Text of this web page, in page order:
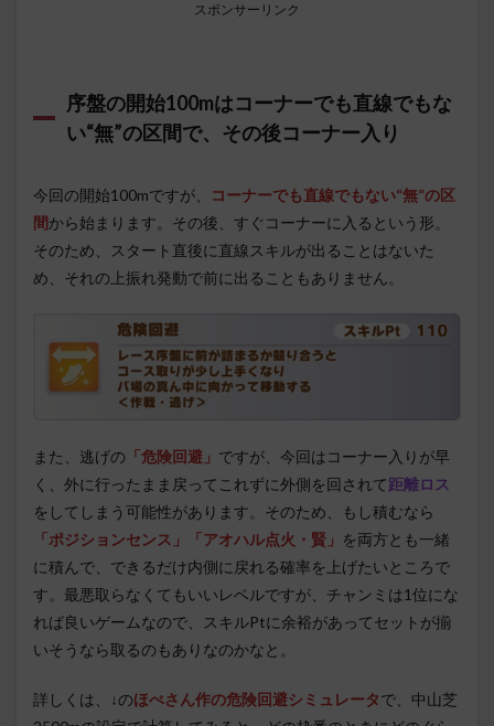
スポンサーリンク
序盤の開始100mはコーナーでも直線でもな
い“無”の区間で、その後コーナー入り
今回の開始100mですが、
コーナーでも直線でもない“無”の区
間から始まります。その後、すぐコーナーに入るという形。
そのため、スタート直後に直線スキルが出ることはないた
め、それの上振れ発動で前に出ることもありません。
また、逃げの 「危険回避」 ですが、今回はコーナー入りが早
く、外に行ったまま戻ってこれずに外側を回されて距離ロス
をしてしまう可能性があります。そのため、もし積むなら
「ポジションセンス」「アオハル点火・賢」 を両方とも一緒
に積んで、できるだけ内側に戻れる確率を上げたいところで
す。最悪取らなくてもいいレベルですが、チャンミは1位にな
れば良いゲームなので、スキルPtに余裕があってセットが揃
いそうなら取るのもありなのかなと。
詳しくは、↓のほぺさん作の危険回避シミュレータで、中山芝